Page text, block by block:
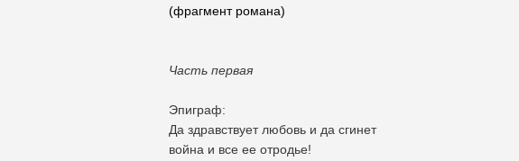
(фрагмент романа)
Часть первая
Эпиграф:
Да здравствует любовь и да сгинет
война и все ее отродье!